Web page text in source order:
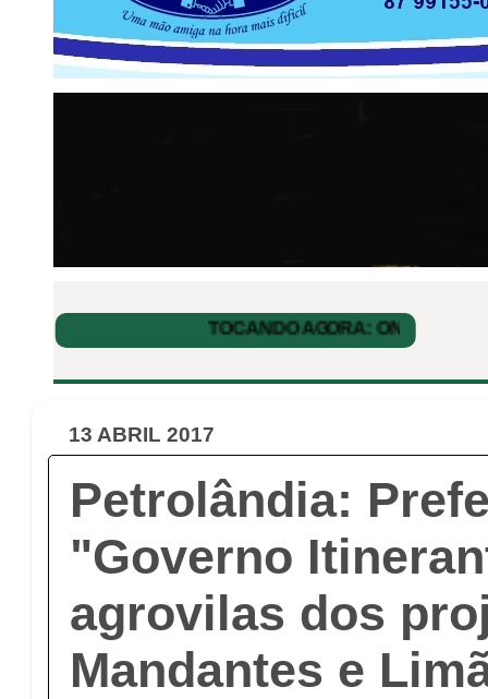
13 ABRIL 2017
Petrolândia:
"Governo
agrovilas dos
Mandantes e